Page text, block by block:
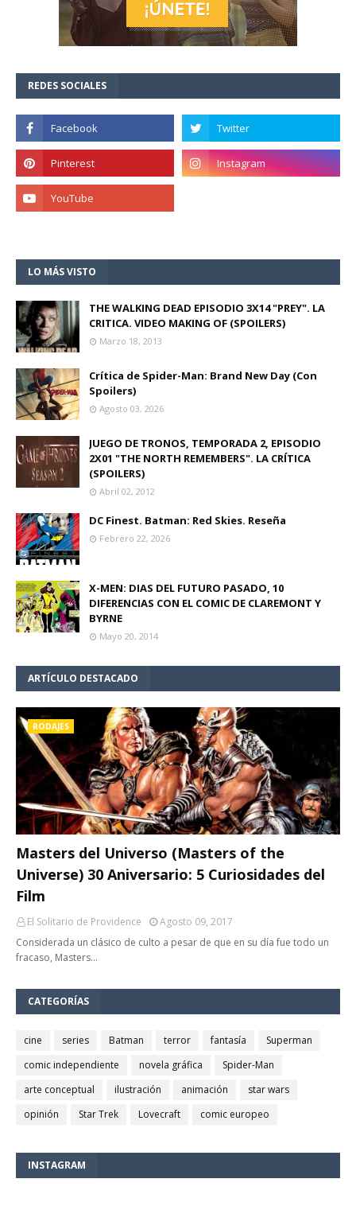
REDES SOCIALES
LO MÁS VISTO
THE WALKING DEAD EPISODIO 3X14 "PREY". LA
CRITICA. VIDEO MAKING OF (SPOILERS)
Marzo 18, 2013
Crítica de Spider-Man: Brand New Day (Con
Spoilers)
Agosto 03, 2026
JUEGO DE TRONOS, TEMPORADA 2, EPISODIO
2X01 "THE NORTH REMEMBERS". LA CRÍTICA
(SPOILERS)
Abril 02, 2012
DC Finest. Batman: Red Skies. Reseña
Febrero 22, 2026
X-MEN: DIAS DEL FUTURO PASADO, 10
DIFERENCIAS CON EL COMIC DE CLAREMONT Y
BYRNE
Mayo 20, 2014
ARTÍCULO DESTACADO
RODAJES
Masters del Universo (Masters of the
Universe) 30 Aniversario: 5 Curiosidades del
Film
El Solitario de Providence
Agosto 09, 2017
Considerada un clásico de culto a pesar de que en su día fue todo un
fracaso, Masters…
CATEGORÍAS
cine series Batman terror fantasía
Superman
comic independiente
novela gráfica
Spider-Man
arte conceptual
ilustración animación
star wars
opinión
Star Trek Lovecraft comic europeo
INSTAGRAM